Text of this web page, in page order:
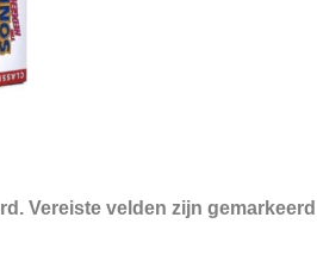
Vereiste velden zijn